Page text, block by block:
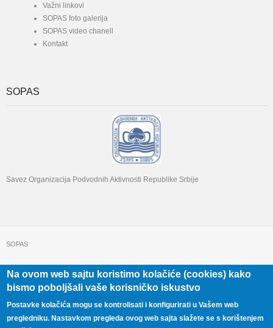
Važni linkovi
SOPAS foto galerija
SOPAS video chanell
Kontakt
SOPAS
Savez Organizacija Podvodnih Aktivnosti Republike Srbije
SOPAS
+381 11 322 22 32 Beograd, Beogradska 71
Na ovom web sajtu koristimo kolačiće (cookies) kako
bismo poboljšali vaše korisničko iskustvo
Postavke kolačića mogu se kontrolisati i konfigurirati u Vašem web
pregledniku. Nastavkom pregleda ovog web sajta slažete se s korištenjem